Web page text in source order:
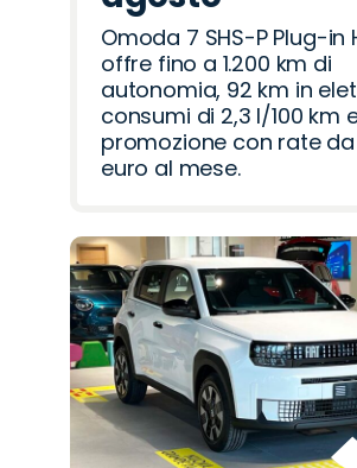
Omoda 7 SHS-P Plug-in
offre fino a 1.200 km di
autonomia, 92 km in
consumi di 2,3 l/100 km
promozione con rate da
euro al mese.